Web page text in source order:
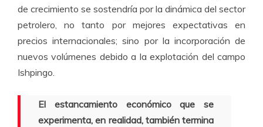
de crecimiento se sostendría por la dinámica del sector
petrolero, no tanto por mejores expectativas en
precios internacionales; sino por la incorporación de
nuevos volúmenes debido a la explotación del campo
Ishpingo.
El estancamiento económico que se
experimenta, en realidad, también termina